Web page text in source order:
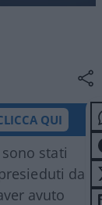
QUI
stati
da
avuto